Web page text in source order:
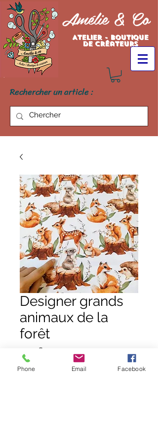
Amélie & Co
Atelier - Boutique
de créateurs
Rechercher un article :
Designer grands
animaux de la
forêt
0,01 €
Quantité
Phone Email Facebook